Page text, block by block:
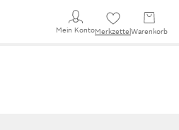
Mein KontoMerkzettel Warenkorb